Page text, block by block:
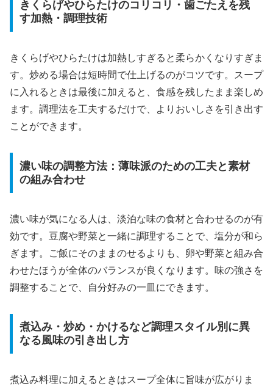
きくらげやひらたけのコリコリ・歯ごたえを残
す加熱・調理技術
きくらげやひらたけは加熱しすぎると柔らかくなりすぎま
す。炒める場合は短時間で仕上げるのがコツです。スープ
に入れるときは最後に加えると、食感を残したまま楽しめ
ます。調理法を工夫するだけで、よりおいしさを引き出す
ことができます。
濃い味の調整方法：薄味派のための工夫と素材
の組み合わせ
濃い味が気になる人は、淡泊な味の食材と合わせるのが有
効です。豆腐や野菜と一緒に調理することで、塩分が和ら
ぎます。ご飯にそのままのせるよりも、卵や野菜と組み合
わせたほうが全体のバランスが良くなります。味の強さを
調整することで、自分好みの一皿にできます。
煮込み・炒め・かけるなど調理スタイル別に異
なる風味の引き出し方
煮込み料理に加えるときはスープ全体に旨味が広がりま